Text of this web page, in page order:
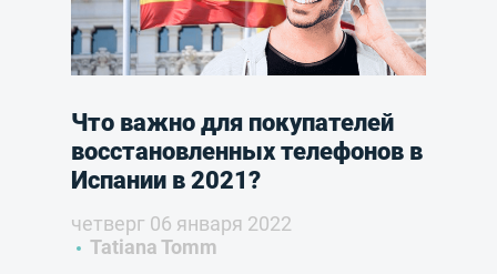
Что важно для покупателей
восстановленных телефонов в
Испании в 2021?
четверг 06 января 2022
Tatiana Tomm